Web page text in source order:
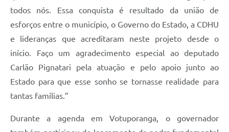
todos nós. Essa conquista é resultado da união de
esforços entre o município, o Governo do Estado, a CDHU
e lideranças que acreditaram neste projeto desde o
início. Faço um agradecimento especial ao deputado
Carlão Pignatari pela atuação e pelo apoio junto ao
Estado para que esse sonho se tornasse realidade para
tantas famílias.”
Durante a agenda em Votuporanga, o governador